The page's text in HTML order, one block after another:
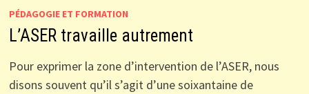
PÉDAGOGIE ET FORMATION
L’ASER travaille autrement
Pour exprimer la zone d’intervention de l’ASER, nous
disons souvent qu’il s’agit d’une soixantaine de